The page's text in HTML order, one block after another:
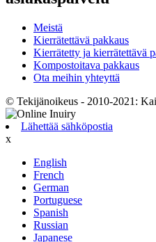
Meistä
Kierrätettävä pakkaus
Kierrätetty ja kierrätettävä
Kompostoitava pakkaus
Ota meihin yhteyttä
© Tekijänoikeus - 2010-2021:
Lähettää sähköpostia
x
English
French
German
Portuguese
Spanish
Russian
Japanese